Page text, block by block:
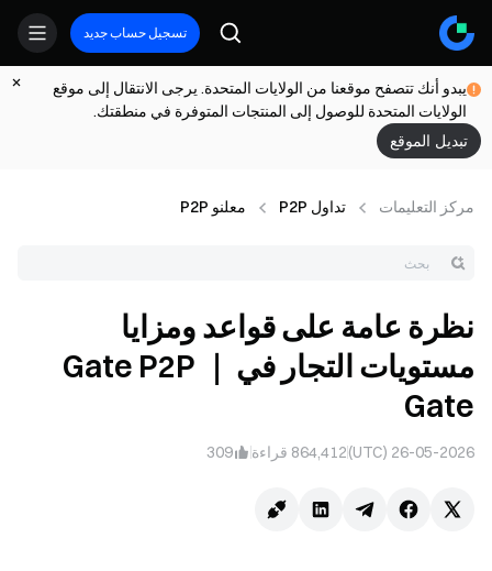
تسجيل حساب جديد
يبدو أنك تتصفح موقعنا من الولايات المتحدة. يرجى الانتقال إلى موقع
الولايات المتحدة للوصول إلى المنتجات المتوفرة في منطقتك.
تبديل الموقع
مركز التعلیمات تداول P2P معلنو P2P
نظرة عامة على قواعد ومزايا
مستويات التجار في Gate P2P ｜
Gate
26-05-2026 (UTC)
864,412 قراءة 309